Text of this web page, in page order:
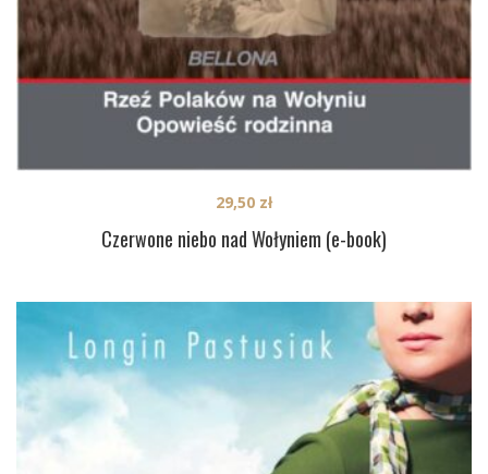
Czerwone niebo nad Wołyniem (e-book)
29,50 zł